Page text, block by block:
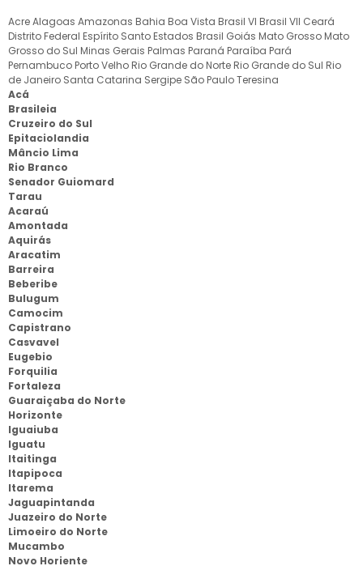
AcreAlagoas Amazonas Bahia Boa Vista Brasil VI Brasil VII Ceará
Distrito Federal Espírito Santo Estados Brasil Goiás Mato Grosso Mato
Grosso do Sul Minas Gerais Palmas Paraná Paraíba Pará
Pernambuco Porto Velho Rio Grande do Norte Rio Grande do Sul Rio
de Janeiro Santa Catarina Sergipe São PauloTeresina
Acá
Brasileia
Cruzeiro do Sul
Epitaciolandia
Mâncio Lima
Rio Branco
Senador Guiomard
Tarau
Acaraú
Amontada
Aquirás
Aracatim
Barreira
Beberibe
Bulugum
Camocim
Capistrano
Casvavel
Eugebio
Forquilia
Fortaleza
Guaraiçaba do Norte
Horizonte
Iguaiuba
Iguatu
Itaitinga
Itapipoca
Itarema
Jaguapintanda
Juazeiro do Norte
Limoeiro do Norte
Mucambo
Novo Horiente